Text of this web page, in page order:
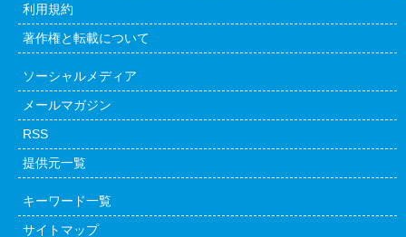
利用規約
著作権と転載について
ソーシャルメディア
メールマガジン
RSS
提供元一覧
キーワード一覧
サイトマップ